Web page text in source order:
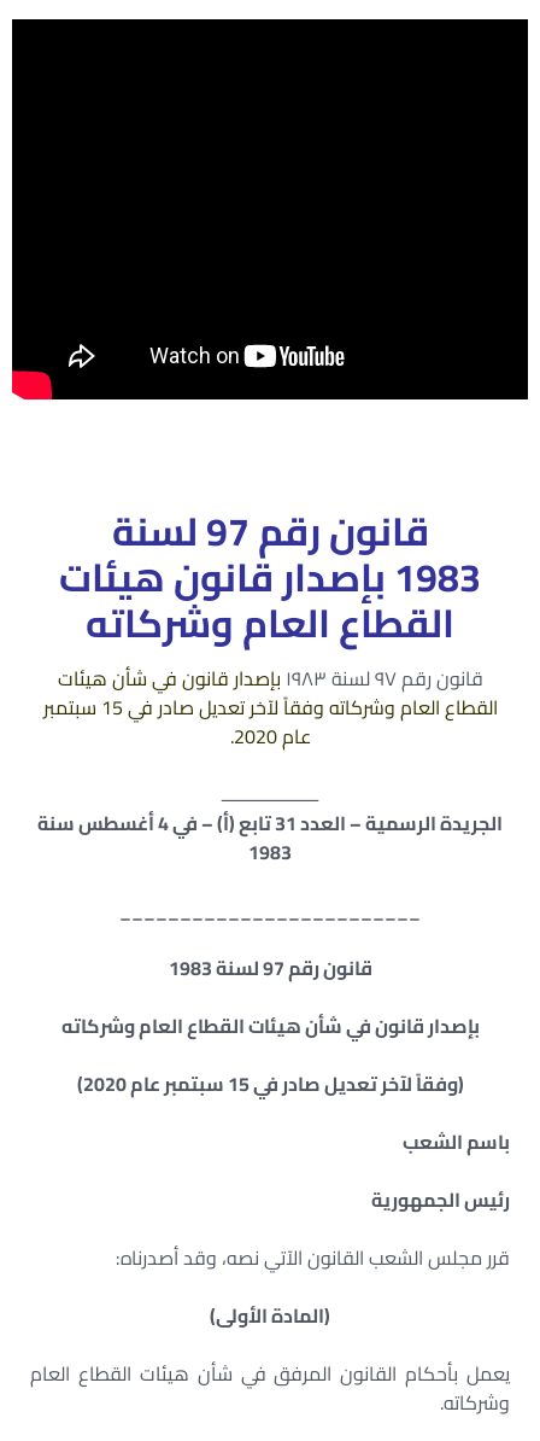
قانون رقم 97 لسنة
1983 بإصدار قانون هيئات
القطاع العام وشركاته
قانون رقم ۹۷ لسنة ۱۹۸۳
بإصدار قانون في شأن هيئات
القطاع العام وشركاته وفقاً لآخر تعديل صادر في 15 سبتمبر
عام 2020.
ــــــــــــــــــــ
الجريدة الرسمية – العدد 31 تابع (أ) – في 4 أغسطس سنة
1983
_________________________
قانون رقم 97 لسنة 1983
بإصدار قانون في شأن هيئات القطاع العام وشركاته
(وفقاً لآخر تعديل صادر في 15 سبتمبر عام 2020)
باسم الشعب
رئيس الجمهورية
قرر مجلس الشعب القانون الآتي نصه، وقد أصدرناه:
(المادة الأولى)
يعمل بأحكام القانون المرفق في شأن هيئات القطاع العام
وشركاته.